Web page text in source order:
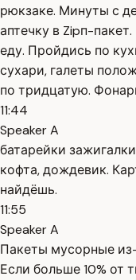
рюкзаке. Минуты с
аптечку в Zipп-
еду. Пройдись по
сухари, галеты
по тридцатую.
11:44
Speaker A
батарейки
кофта, дождевик.
найдёшь.
11:55
Speaker A
Пакеты мусорные
Если больше 10% от